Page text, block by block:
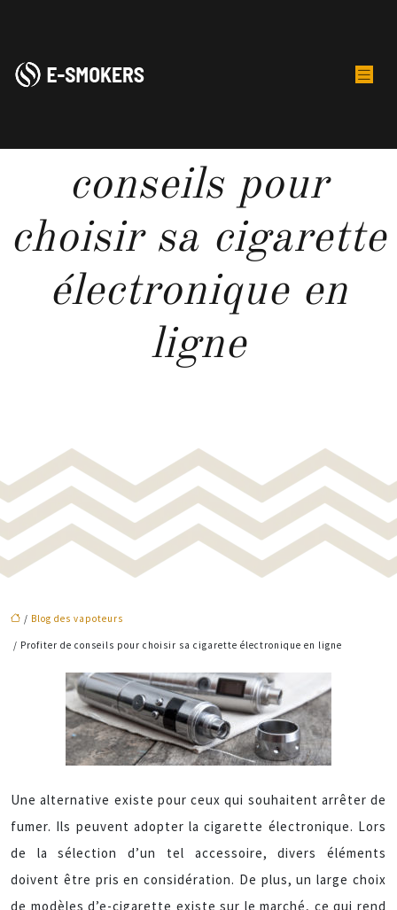
conseils pour
choisir sa cigarette
électronique en
ligne
/ Blog des vapoteurs
/ Profiter de conseils pour choisir sa cigarette électronique en ligne
Une alternative existe pour ceux qui souhaitent arrêter de
fumer. Ils peuvent adopter la cigarette électronique. Lors
de la sélection d’un tel accessoire, divers éléments
doivent être pris en considération. De plus, un large choix
de modèles d’e-cigarette existe sur le marché, ce qui rend